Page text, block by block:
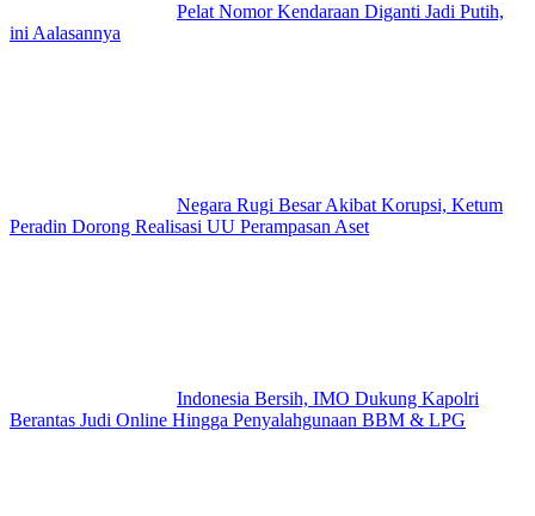
Pelat Nomor Kendaraan Diganti Jadi Putih,
ini Aalasannya
Negara Rugi Besar Akibat Korupsi, Ketum
Peradin Dorong Realisasi UU Perampasan Aset
Indonesia Bersih, IMO Dukung Kapolri
Berantas Judi Online Hingga Penyalahgunaan BBM & LPG